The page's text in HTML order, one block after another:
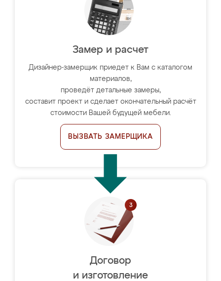
Замер и расчет
Дизайнер-замерщик приедет к Вам с каталогом
материалов,
проведёт детальные замеры,
составит проект и сделает окончательный расчёт
стоимости Вашей будущей мебели.
ВЫЗВАТЬ ЗАМЕРЩИКА
Договор
и изготовление